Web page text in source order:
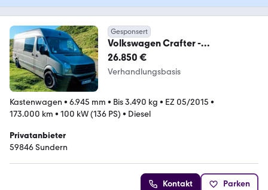
Gesponsert
Volkswagen Crafter -
Kastenwagen
26.850 €
Verhandlungsbasis
Kastenwagen • 6.945 mm • Bis 3.490 kg • EZ 05/2015 •
173.000 km • 100 kW (136 PS) • Diesel
Privatanbieter
59846 Sundern
Kontakt Parken